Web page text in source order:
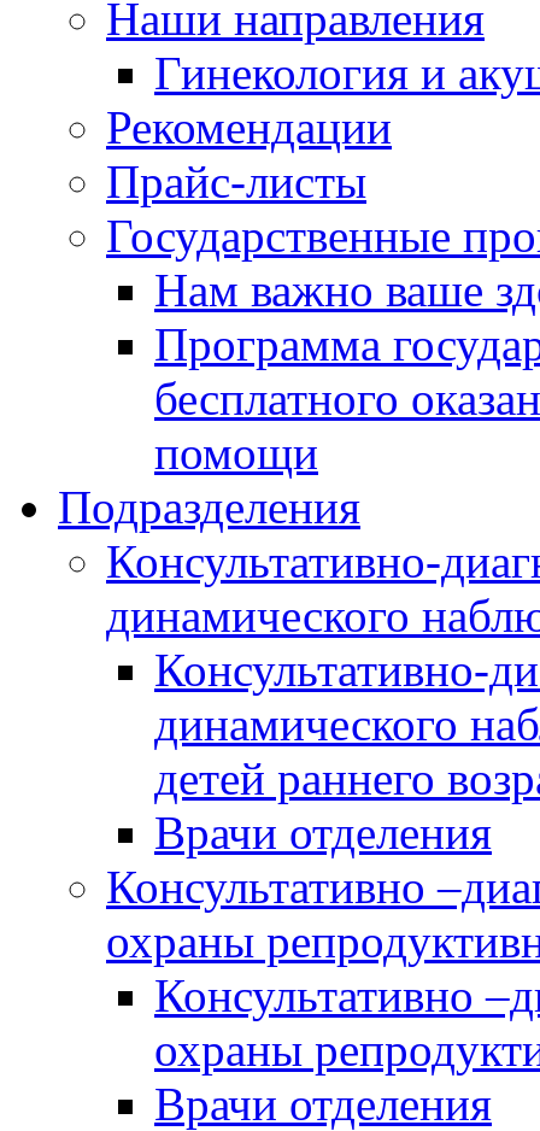
Наши направления
Гинекология и
Рекомендации
Прайс-листы
Государственные
Нам важно ваше
Программа
бесплатного
помощи
Подразделения
Консультативно-
динамического
Консультативно-
динамического
детей раннего
Врачи отделения
Консультативно
охраны
Консультативно
охраны
Врачи отделения